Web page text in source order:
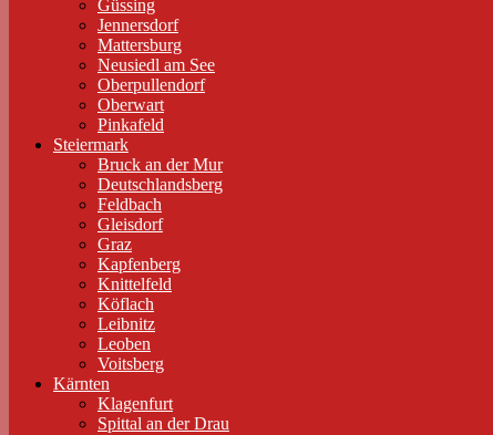
Güssing
Jennersdorf
Mattersburg
Neusiedl am See
Oberpullendorf
Oberwart
Pinkafeld
Steiermark
Bruck an der Mur
Deutschlandsberg
Feldbach
Gleisdorf
Graz
Kapfenberg
Knittelfeld
Köflach
Leibnitz
Leoben
Voitsberg
Kärnten
Klagenfurt
Spittal an der Drau